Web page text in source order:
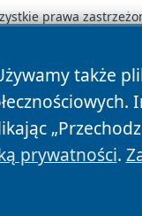
także
prywatności.
prawa
Polityka